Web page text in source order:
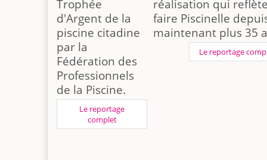
Trophée
d'Argent de la
piscine citadine
par la
Fédération des
Professionnels
de la Piscine.
Le reportage
complet
réalisation qui
faire Piscinelle
maintenant plus 35
Le reportage